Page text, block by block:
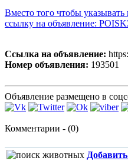
Вместо того чтобы
ссылку на объявление:
Ссылка на объявление:
Номер объявления: 193501
Объявление размещено в
Комментарии - (0)